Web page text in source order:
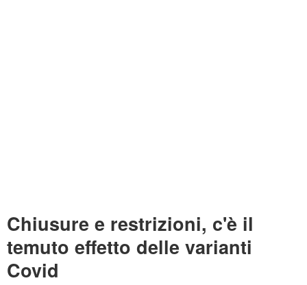
Chiusure e restrizioni, c'è il
temuto effetto delle varianti
Covid